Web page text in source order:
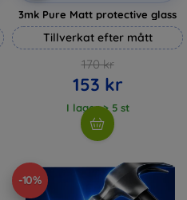
3mk Pure Matt protective glass
Tillverkat efter mått
170 kr
153 kr
I lager > 5 st
-10%